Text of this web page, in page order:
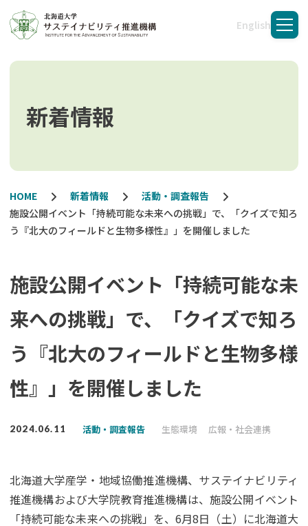
English
メニ
新着情報
HOME 新着情報
活動・調査報告
施設公開イベント「持続可能な未来への挑戦」で、「クイズで知ろ
う『北大のフィールドと生物多様性』」を開催しました
施設公開イベント「持続可能な未
来への挑戦」で、「クイズで知ろ
う『北大のフィールドと生物多様
性』」を開催しました
2024.06.11 活動・調査報告 生態環境 広報・社会連携
北海道大学産学・地域協働推進機構、サステイナビリティ
推進機構および大学院教育推進機構は、施設公開イベント
「持続可能な未来への挑戦」を、6月8日（土）に北海道大